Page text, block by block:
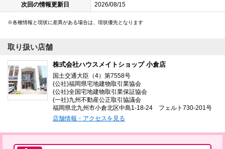
次回の情報更新日 2026/08/15
各種情報と現状に差異がある場合は、現状優先となります
取り扱い店舗
株式会社ハウスメイトショップ 小倉店
国土交通大臣（4）第7558号
(公社)福岡県宅地建物取引業協会
(公社)全国宅地建物取引業保証協会
(一社)九州不動産公正取引協議会
福岡県北九州市小倉北区中島1-18-24 フェルト730-201号
店舗情報・アクセスを見る